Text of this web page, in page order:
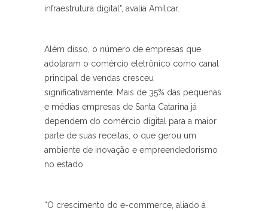
infraestrutura digital", avalia Amílcar.
Além disso, o número de empresas que
adotaram o comércio eletrônico como canal
principal de vendas cresceu
significativamente. Mais de 35% das pequenas
e médias empresas de Santa Catarina já
dependem do comércio digital para a maior
parte de suas receitas, o que gerou um
ambiente de inovação e empreendedorismo
no estado.
“O crescimento do e-commerce, aliado à